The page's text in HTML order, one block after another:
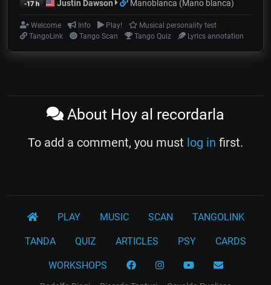
-17 h Justin Dawson Manoblanca (Mano blanca)
Welcome Info Play!
Musical personality test
TangoLink
Tango Scan Tango Quiz Lyrics annotation
About Hoy al recordarla
To add a comment, you must log in first.
PLAY MUSIC SCAN TANGOLINK
TANDA QUIZ ARTICLES PSY CARDS
WORKSHOPS